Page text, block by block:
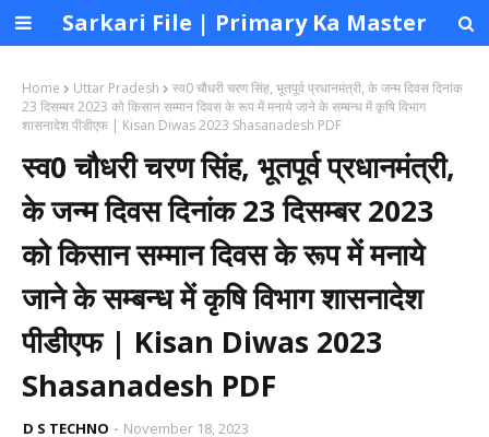
Sarkari File | Primary Ka Master
Home Uttar Pradesh
स्व0 चौधरी चरण सिंह, भूतपूर्व प्रधानमंत्री, के जन्म दिवस दिनांक
23 दिसम्बर 2023 को किसान सम्मान दिवस के रूप में मनाये जाने के सम्बन्ध में कृषि विभाग
शासनादेश पीडीएफ | Kisan Diwas 2023 Shasanadesh PDF
स्व0 चौधरी चरण सिंह, भूतपूर्व प्रधानमंत्री,
के जन्म दिवस दिनांक 23 दिसम्बर 2023
को किसान सम्मान दिवस के रूप में मनाये
जाने के सम्बन्ध में कृषि विभाग शासनादेश
पीडीएफ | Kisan Diwas 2023
Shasanadesh PDF
D S TECHNO November 18, 2023